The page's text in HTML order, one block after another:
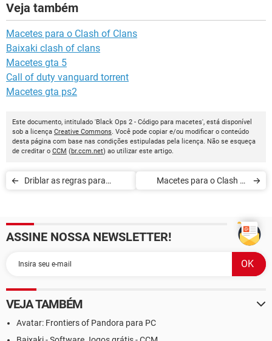
Veja também
Macetes para o Clash of Clans
Baixaki clash of clans
Macetes gta 5
Call of duty vanguard torrent
Macetes gta ps2
Este documento, intitulado 'Black Ops 2 - Código para macetes', está disponível
sob a licença Creative Commons. Você pode copiar e/ou modificar o conteúdo
desta página com base nas condições estipuladas pela licença. Não se esqueça
de creditar o CCM (br.ccm.net) ao utilizar este artigo.
Driblar as regras para
Macetes para o Clash of
ASSINE NOSSA NEWSLETTER!
VEJA TAMBÉM
Avatar: Frontiers of Pandora para PC